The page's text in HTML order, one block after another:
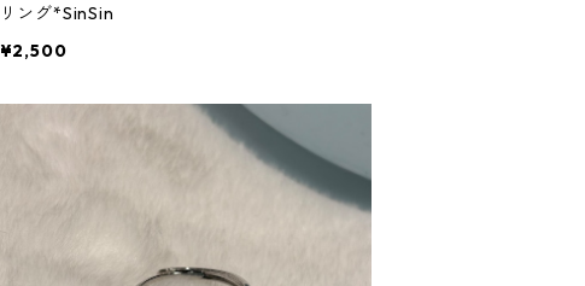
リング*SinSin
¥2,500